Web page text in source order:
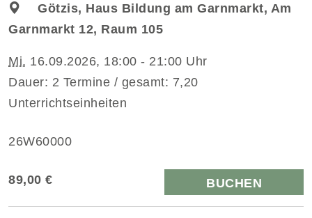
Götzis, Haus Bildung am Garnmarkt, Am
Garnmarkt 12, Raum 105
Mi. 16.09.2026, 18:00 - 21:00 Uhr
Dauer: 2 Termine / gesamt: 7,20
Unterrichtseinheiten
26W60000
89,00 € BUCHEN